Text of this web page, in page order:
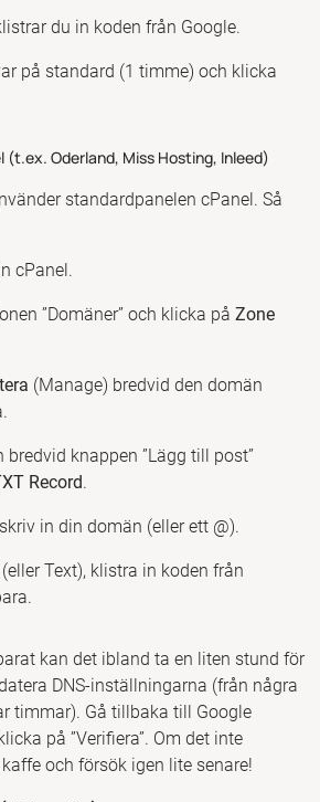
du in koden från Google.
på standard (1 timme) och klicka
(t.ex. Oderland, Miss Hosting, Inleed)
standardpanelen cPanel. Så
cPanel.
”Domäner” och klicka på Zone
(Manage) bredvid den domän
bredvid knappen ”Lägg till post”
Record.
in din domän (eller ett @).
(eller Text), klistra in koden från
kan det ibland ta en liten stund för
DNS-inställningarna (från några
timmar). Gå tillbaka till Google
på ”Verifiera”. Om det inte
och försök igen lite senare!